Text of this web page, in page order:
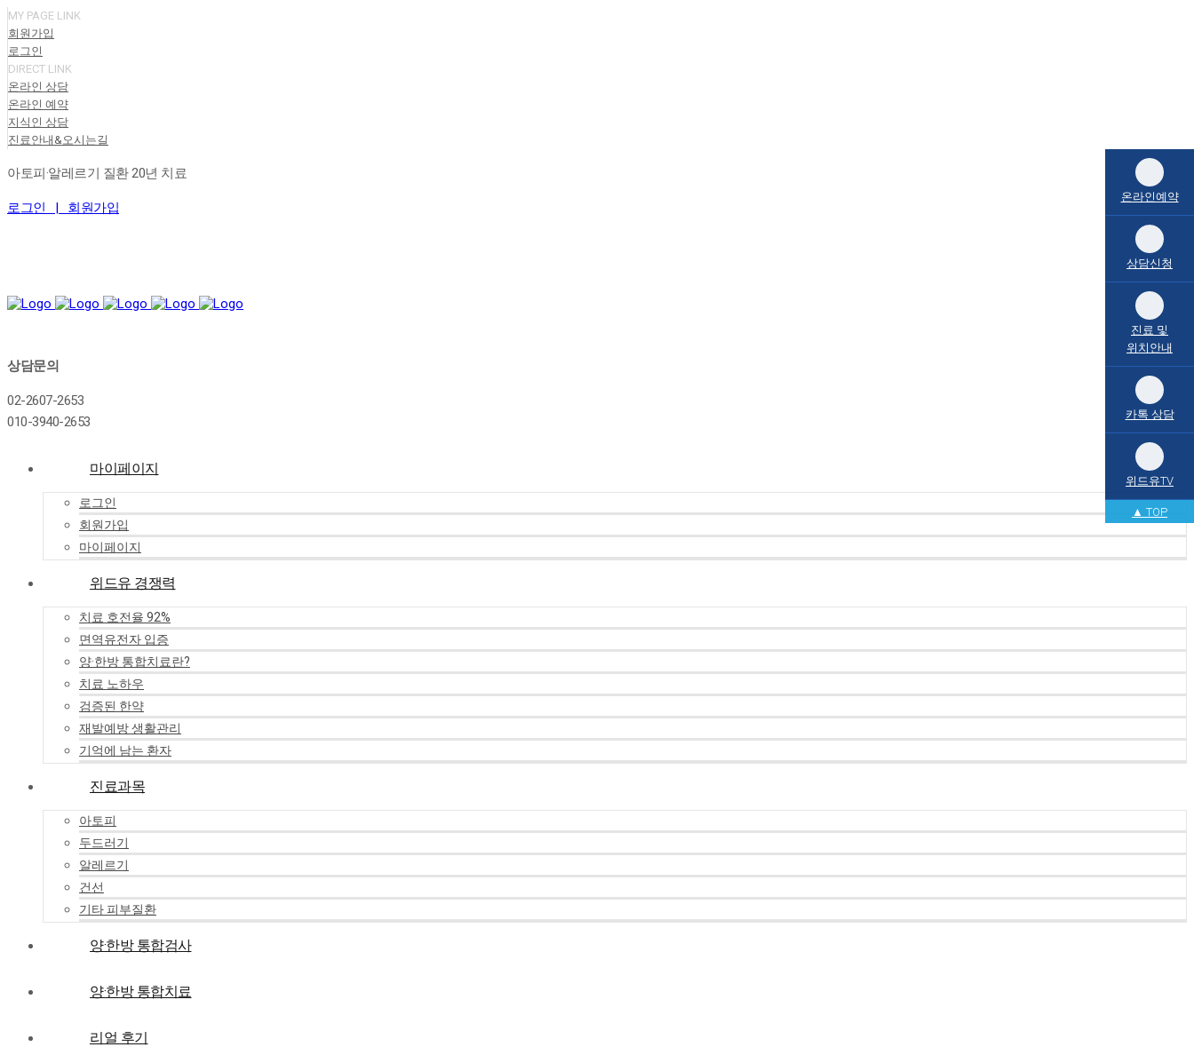
MY PAGE LINK
회원가입
로그인
DIRECT LINK
온라인 상담
온라인 예약
지식인 상담
진료안내&오시는길
아토피·알레르기 질환 20년 치료
로그인 | 회원가입
상담문의
02-2607-2653
010-3940-2653
마이페이지
로그인
회원가입
마이페이지
위드유 경쟁력
치료 호전율 92%
면역유전자 입증
양·한방 통합치료란?
치료 노하우
검증된 한약
재발예방 생활관리
기억에 남는 환자
진료과목
아토피
두드러기
알레르기
건선
기타 피부질환
양·한방 통합검사
양·한방 통합치료
리얼 후기
온라인예약
상담신청
진료 및
위치안내
카톡 상담
위드유TV
▲ TOP